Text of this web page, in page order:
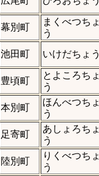
幕別町
まくべつちょ
う
池田町 いけだちょう
豊頃町
とよころちょ
う
本別町
ほんべつちょ
う
足寄町
あしょろちょ
う
陸別町
りくべつちょ
う